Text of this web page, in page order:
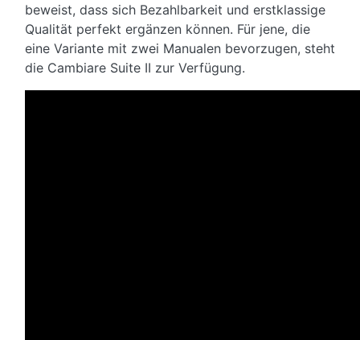
beweist, dass sich Bezahlbarkeit und erstklassige
Qualität perfekt ergänzen können. Für jene, die
eine Variante mit zwei Manualen bevorzugen, steht
die Cambiare Suite II zur Verfügung.